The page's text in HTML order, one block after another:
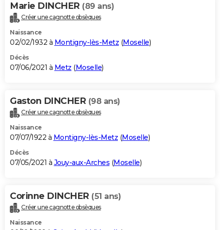
Marie DINCHER (89 ans)
Créer une cagnotte obsèques
Naissance
02/02/1932 à Montigny-lès-Metz (Moselle)
Décès
07/06/2021 à Metz (Moselle)
Gaston DINCHER (98 ans)
Créer une cagnotte obsèques
Naissance
07/07/1922 à Montigny-lès-Metz (Moselle)
Décès
07/05/2021 à Jouy-aux-Arches (Moselle)
Corinne DINCHER (51 ans)
Créer une cagnotte obsèques
Naissance